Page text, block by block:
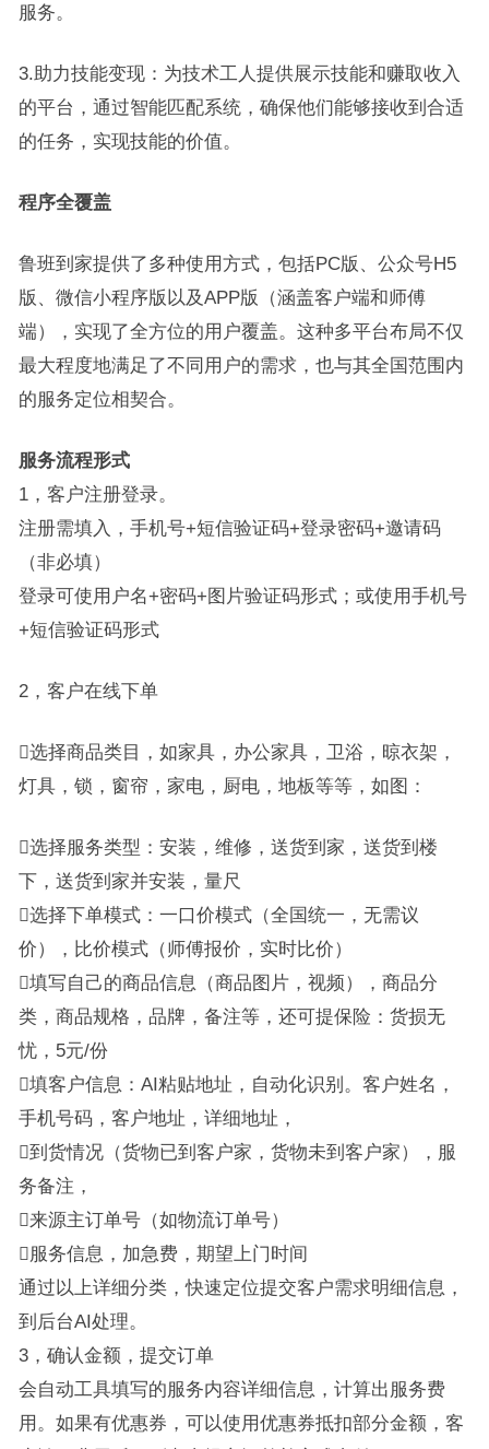
服务。
3.助力技能变现：为技术工人提供展示技能和赚取收入
的平台，通过智能匹配系统，确保他们能够接收到合适
的任务，实现技能的价值。
程序全覆盖
鲁班到家提供了多种使用方式，包括PC版、公众号H5
版、微信小程序版以及APP版（涵盖客户端和师傅
端），实现了全方位的用户覆盖。这种多平台布局不仅
最大程度地满足了不同用户的需求，也与其全国范围内
的服务定位相契合。
服务流程形式
1，客户注册登录。
注册需填入，手机号+短信验证码+登录密码+邀请码
（非必填）
登录可使用户名+密码+图片验证码形式；或使用手机号
+短信验证码形式
2，客户在线下单
选择商品类目，如家具，办公家具，卫浴，晾衣架，
灯具，锁，窗帘，家电，厨电，地板等等，如图：
选择服务类型：安装，维修，送货到家，送货到楼
下，送货到家并安装，量尺
选择下单模式：一口价模式（全国统一，无需议
价），比价模式（师傅报价，实时比价）
填写自己的商品信息（商品图片，视频），商品分
类，商品规格，品牌，备注等，还可提保险：货损无
忧，5元/份
填客户信息：AI粘贴地址，自动化识别。客户姓名，
手机号码，客户地址，详细地址，
到货情况（货物已到客户家，货物未到客户家），服
务备注，
来源主订单号（如物流订单号）
服务信息，加急费，期望上门时间
通过以上详细分类，快速定位提交客户需求明细信息，
到后台AI处理。
3，确认金额，提交订单
会自动工具填写的服务内容详细信息，计算出服务费
用。如果有优惠券，可以使用优惠券抵扣部分金额，客